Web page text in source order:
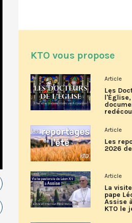
KTO vous propose
Article
Les
Article
Les
2026
Article
La
pape
Assise
KTO le